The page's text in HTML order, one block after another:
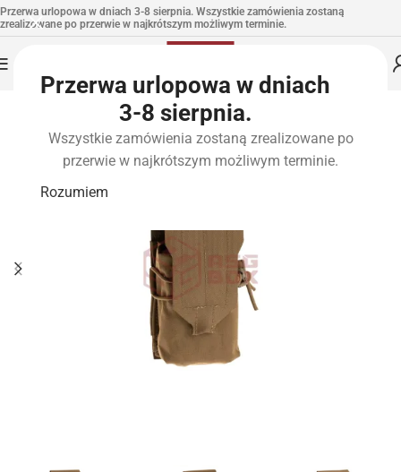
Przerwa urlopowa w dniach
3-8 sierpnia.
Wszystkie zamówienia zostaną zrealizowane po
przerwie w najkrótszym możliwym terminie.
Rozumiem
Przerwa urlopowa w dniach 3-8 sierpnia. Wszystkie zamówienia zostaną
zrealizowane po przerwie w najkrótszym możliwym terminie.